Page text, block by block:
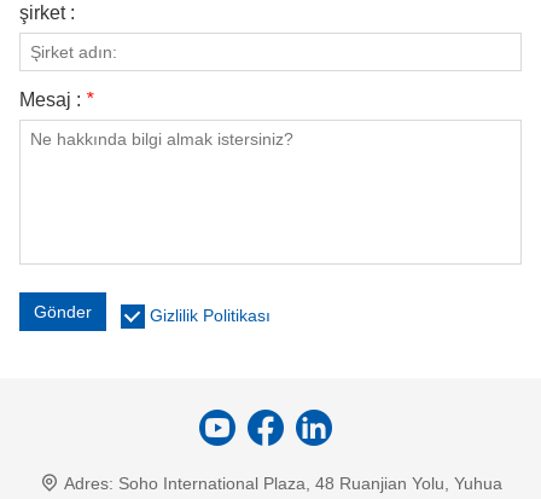
şirket :
Mesaj : *
Gönder Gizlilik Politikası
Adres: Soho International Plaza, 48 Ruanjian Yolu, Yuhua